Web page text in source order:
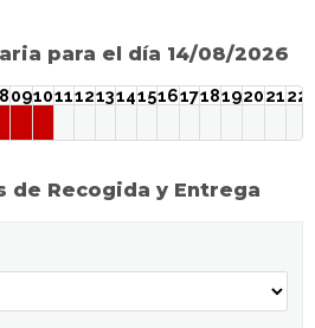
para el día 14/08/2026
0910111213141516171819202122
de Recogida y Entrega